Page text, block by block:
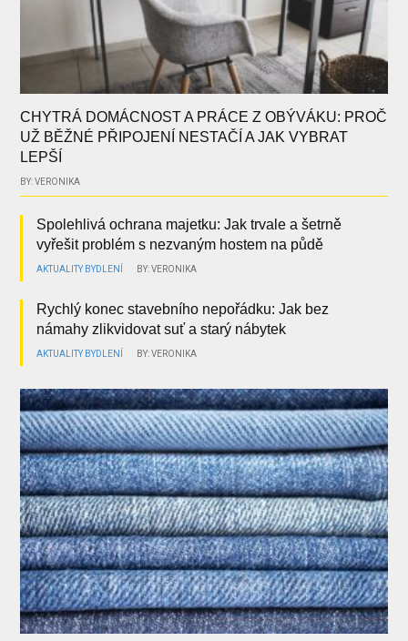
CHYTRÁ DOMÁCNOST A PRÁCE Z OBÝVÁKU: PROČ
UŽ BĚŽNÉ PŘIPOJENÍ NESTAČÍ A JAK VYBRAT
LEPŠÍ
BY: VERONIKA
Spolehlivá ochrana majetku: Jak trvale a šetrně
vyřešit problém s nezvaným hostem na půdě
AKTUALITY BYDLENÍ BY: VERONIKA
Rychlý konec stavebního nepořádku: Jak bez
námahy zlikvidovat suť a starý nábytek
AKTUALITY BYDLENÍ BY: VERONIKA